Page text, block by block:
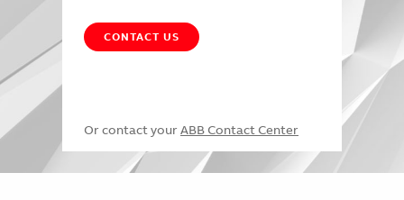
CONTACT US
Or contact your ABB Contact Center